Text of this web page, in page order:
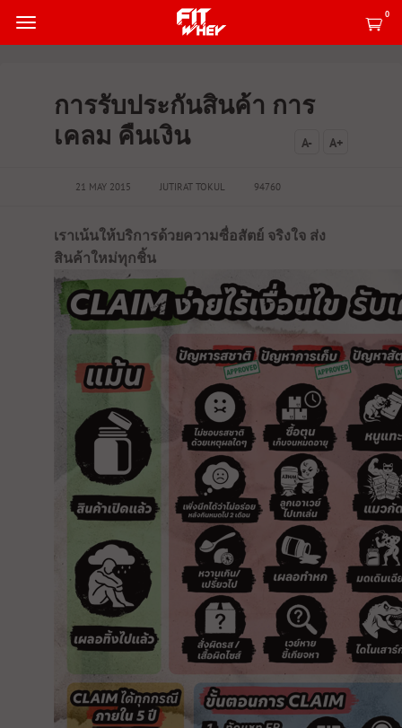
0
การรับประกันสินค้า การ
เคลม คืนเงิน
A- A+
21 MAY 2015 JUTIRAT TOKUL 94760
เราเน้นให้บริการด้วยความซื่อสัตย์ จริงใจ ส่ง
สินค้าใหม่ทุกชิ้น